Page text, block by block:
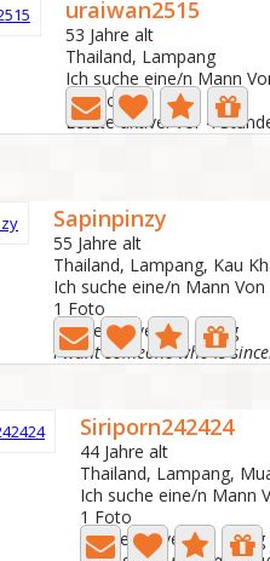
uraiwan2515
53 Jahre alt
Thailand, Lampang
Ich suche eine/n Mann
3 Foto
Letzte aktive: Vor 4
Sapinpinzy
55 Jahre alt
Thailand, Lampang, Kau
Ich suche eine/n Mann Von
1 Foto
Letzte aktive: Vor 1 Tag
I want someone who is
Siriporn242424
44 Jahre alt
Thailand, Lampang,
Ich suche eine/n Mann
1 Foto
Letzte aktive: Vor 1 Tag